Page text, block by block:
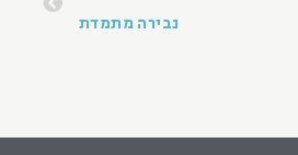
נבירה מתמדת